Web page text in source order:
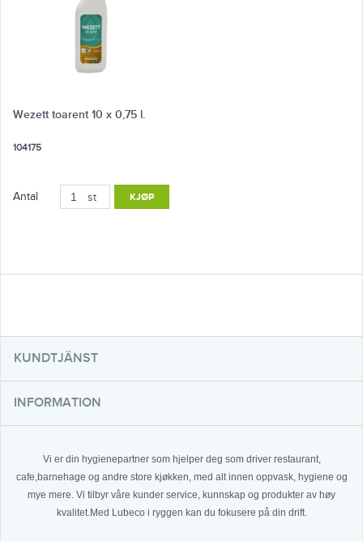
Wezett toarent 10 x 0,75 l.
104175
Antal st KJØP
KUNDTJÄNST
INFORMATION
Vi er din hygienepartner som hjelper deg som driver restaurant,
cafe,barnehage og andre store kjøkken, med alt innen oppvask, hygiene og
mye mere. Vi tilbyr våre kunder service, kunnskap og produkter av høy
kvalitet.Med Lubeco i ryggen kan du fokusere på din drift.